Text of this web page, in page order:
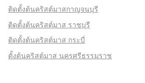
ติดตั้งต้นคริสต์มาสกาญจนบุรี
ติดตั้งต้นคริสต์มาส ราชบุรี
ติดตั้งต้นคริสต์มาส กระบี่
ตั้งต้นคริสต์มาส นครศรีธรรมราช